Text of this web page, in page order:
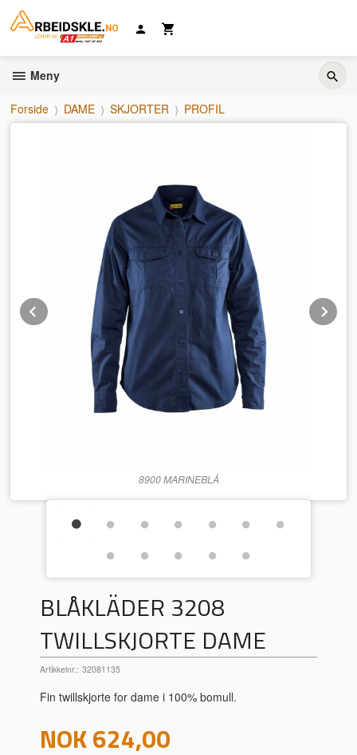
innholdet
Meny
Forside DAME SKJORTER PROFIL
8900 MARINEBLÅ
Prev
BLÅKLÄDER 3208
TWILLSKJORTE DAME
Artikkelnr.: 32081135
Fin twillskjorte for dame i 100% bomull.
Pris
NOK624,00